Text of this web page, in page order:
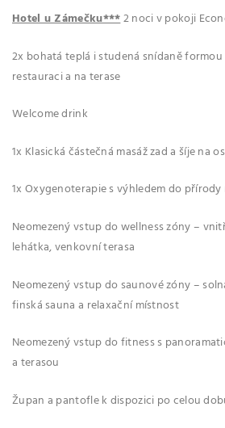
Hotel u Zámečku***2 noci v pokoji
2x bohatá teplá i studená snídaně
restauraci a na terase
Welcome drink
1x Klasická částečná masáž zad a šíje na
1x Oxygenoterapie s výhledem do
Neomezený vstup do wellness zóny –
lehátka, venkovní terasa
Neomezený vstup do saunové zóny –
finská sauna a relaxační místnost
Neomezený vstup do fitness s
a terasou
Župan a pantofle k dispozici po celou